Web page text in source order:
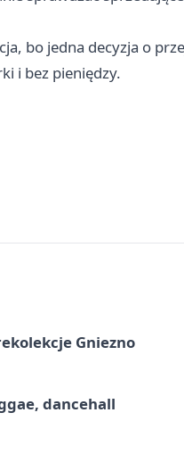
bo jedna decyzja o
i bez pieniędzy.
Gniezno
dancehall